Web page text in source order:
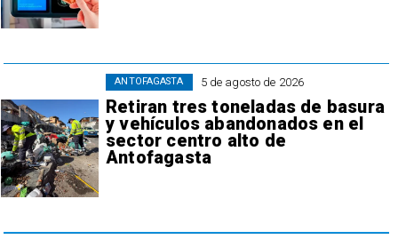
5 de agosto de 2026
Retiran tres toneladas de basura
y vehículos abandonados en el
sector centro alto de
Antofagasta
ANTOFAGASTA